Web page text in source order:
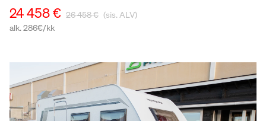
24 458 € 26 458 € (sis. ALV)
alk. 286€/kk